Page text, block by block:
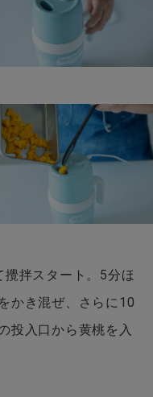
拌スタート。5分ほ
かき混ぜ、さらに10
投入口から黄桃を入